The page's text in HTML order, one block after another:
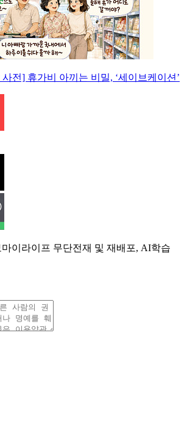
전] 휴가비 아끼는 비밀, ‘세이브케이션’
이라이프 무단전재 및 재배포, AI학습